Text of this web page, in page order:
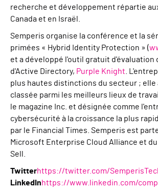
recherche et développement répartie
Canada et en Israël.
Semperis organise la conférence et la
primées « Hybrid Identity Protection » (
et a développé l'outil gratuit d'évaluation
d'Active Directory, Purple Knight .
plus hautes distinctions du secteur ; elle
classée parmi les meilleurs lieux de
le magazine Inc. et désignée comme
cybersécurité à la croissance la plus
par le Financial Times. Semperis est
Microsoft Enterprise Cloud Alliance et
Sell.
Twitterhttps://twitter.com/
LinkedInhttps://www.linkedin.com/